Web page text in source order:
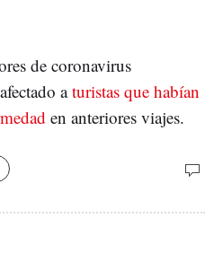
de coronavirus
aturistas que habían
en anteriores viajes.